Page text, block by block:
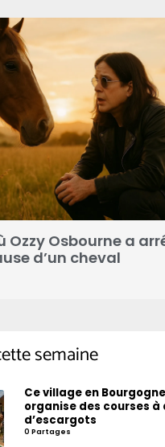
Ozzy Osbourne a
d’un cheval
semaine
Ce village en Bourgogne
organise des courses à
d’escargots
0 Partages